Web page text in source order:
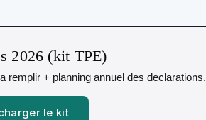
2026 (kit TPE)
remplir + planning annuel des declarations.
le kit